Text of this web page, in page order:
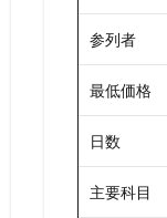
参列者
最低価格
日数
主要科目